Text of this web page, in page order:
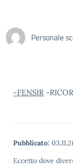
Personale
-FENSIR -
Pubblicato:
Eccetto dove